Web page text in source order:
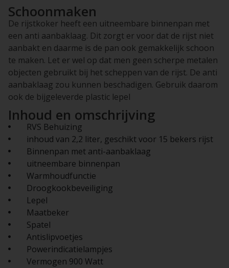
Schoonmaken
De rijstkoker heeft een uitneembare binnenpan met
een anti aanbaklaag. Dit zorgt er voor dat de rijst niet
aanbakt en daarme is de pan ook gemakkelijk schoon
te maken. Let er wel op dat men geen scherpe metalen
objecten gebruikt bij het scheppen van de rijst. De anti
aanbaklaag zou kunnen beschadigen. Gebruik daarom
ook de bijgeleverde plastic lepel
Inhoud en omschrijving
RVS Behuizing
inhoud van 2,2 liter, geschikt voor 15 bekers rijst
Binnenpan met anti-aanbaklaag
uitneembare binnenpan
Warmhoudfunctie
Droogkookbeveiliging
Lepel
Maatbeker
Spatel
Antislipvoetjes
Powerindicatielampjes
Vermogen 900 Watt